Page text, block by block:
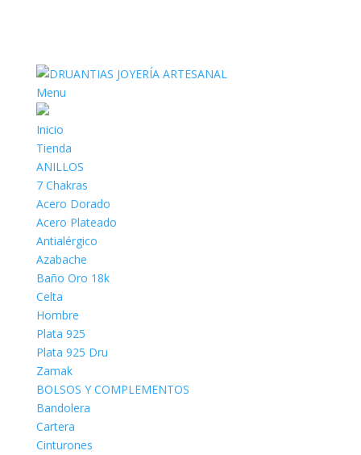
Menu
Inicio
Tienda
ANILLOS
7 Chakras
Acero Dorado
Acero Plateado
Antialérgico
Azabache
Baño Oro 18k
Celta
Hombre
Plata 925
Plata 925 Dru
Zamak
BOLSOS Y COMPLEMENTOS
Bandolera
Cartera
Cinturones